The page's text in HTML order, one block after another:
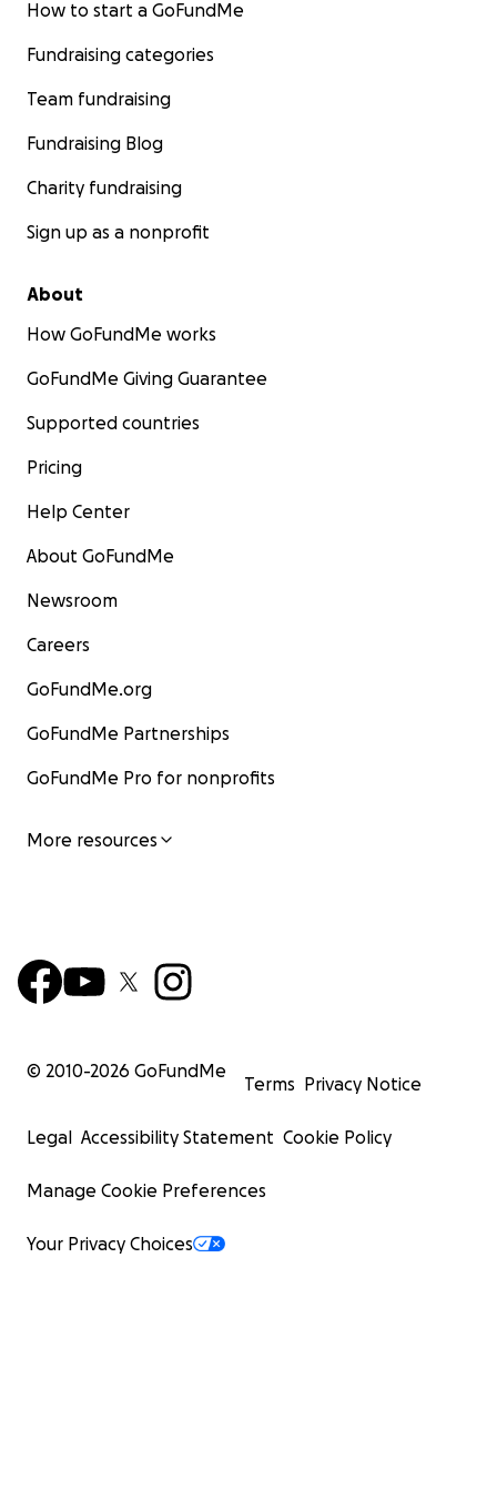
How to start a GoFundMe
Fundraising categories
Team fundraising
Fundraising Blog
Charity fundraising
Sign up as a nonprofit
About
How GoFundMe works
GoFundMe Giving Guarantee
Supported countries
Pricing
Help Center
About GoFundMe
Newsroom
Careers
GoFundMe.org
GoFundMe Partnerships
GoFundMe Pro for nonprofits
More resources
© 2010-2026 GoFundMe
Terms Privacy Notice
Legal Accessibility Statement Cookie Policy
Manage Cookie Preferences
Your Privacy Choices